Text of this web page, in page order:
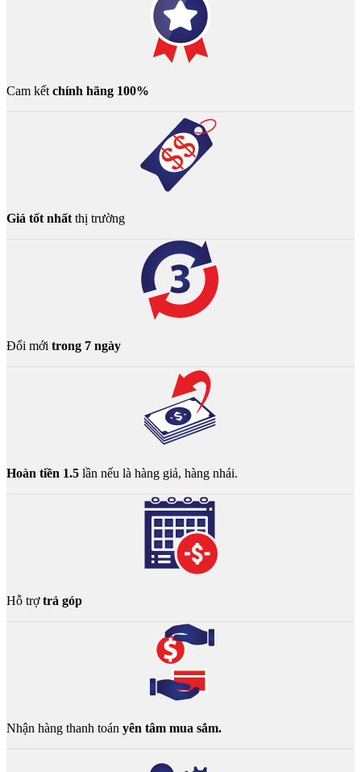
Cam kết chính hãng 100%
Giá tốt nhất thị trường
Đổi mới trong 7 ngày
Hoàn tiền 1.5 lần nếu là hàng giả, hàng nhái.
Hỗ trợtrả góp
Nhận hàng thanh toán yên tâm mua sắm.